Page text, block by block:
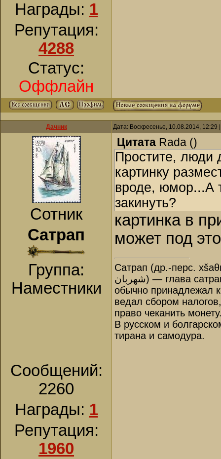
Награды: 1
Репутация:
4288
Статус:
Оффлайн
Дачник Дата: Воскресенье, 10.08.2014,
Сотник
Сатрап
Группа:
Наместники
Сообщений:
2260
Награды: 1
Репутация:
1960
Цитата Rada ()
Простите, люди
картинку
вроде, юмор...А
закинуть?
картинка в
может под
Сатрап (др.-перс.
شهربان‎) — глава сатрапии, правитель в Древней Персии. Назначался царём и
обычно принадлежал
ведал сбором
право чеканить
В русском и
тирана и самодура.